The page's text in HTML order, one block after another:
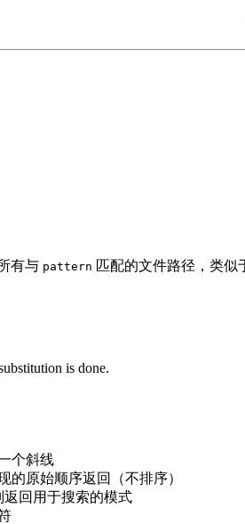
有与 pattern 匹配的文件路径，类似
is done.
个斜线
的原始顺序返回（不排序）
回用于搜索的模式